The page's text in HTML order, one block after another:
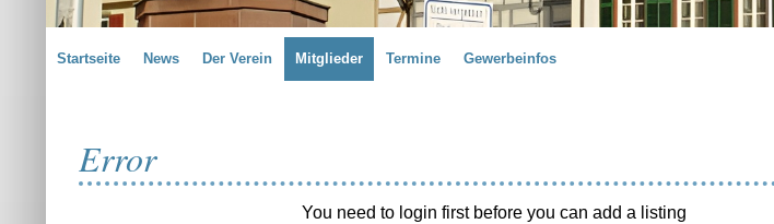
Startseite News Der Verein Mitglieder Termine Gewerbeinfos
Error
You need to login first before you can add a listing